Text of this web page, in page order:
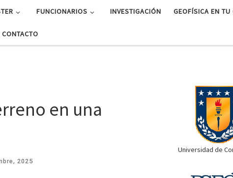
FUNCIONARIOS INVESTIGACIÓN GEOFÍSICA EN TU
CONTACTO
en una
2025
Universidad de